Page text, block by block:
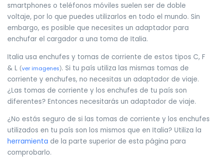
smartphones o teléfonos móviles suelen ser de doble
voltaje, por lo que puedes utilizarlos en todo el mundo. Sin
embargo, es posible que necesites un adaptador para
enchufar el cargador a una toma de Italia.
Italia usa enchufes y tomas de corriente de estos tipos C, F
& L (ver imagenes). Si tu país utiliza las mismas tomas de
corriente y enchufes, no necesitas un adaptador de viaje.
¿Las tomas de corriente y los enchufes de tu país son
diferentes? Entonces necesitarás un adaptador de viaje.
¿No estás seguro de si las tomas de corriente y los enchufes
utilizados en tu país son los mismos que en Italia? Utiliza la
herramienta de la parte superior de esta página para
comprobarlo.